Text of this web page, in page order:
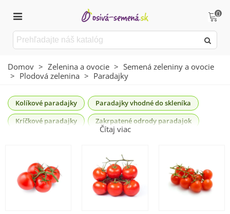
0
Domov > Zelenina a ovocie > Semená zeleniny a ovocie
> Plodová zelenina > Paradajky
Kolíkové paradajky
Paradajky vhodné do skleníka
Kríčkové paradajky
Zakrpatené odrody paradajok
História paradajok siaha až do 5. storočia pred našim
letopočtom. Po celé leto vás odmenia chutnými plodmi,
ktorým slniečko dodá aj krásnu vôňu.
Čítaj viac